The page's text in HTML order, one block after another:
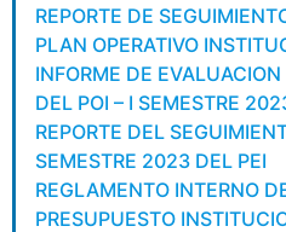
REPORTE DE
PLAN OPERATIVO
INFORME DE
DEL POI – I SEMESTRE
REPORTE DEL
SEMESTRE 2023 DEL PEI
REGLAMENTO INTERNO
PRESUPUESTO